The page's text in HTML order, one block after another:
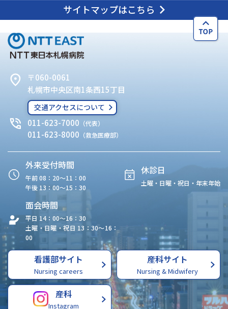
サイトマップはこちら
〒060-0061
札幌市中央区南1条西15丁目
交通アクセスについて
011-623-7000 （代表）
011-623-8000 （救急医療部）
外来受付時間
午前 08：20〜11：00
午後 13：00〜15：30
休診日
土曜・日曜・祝日・年末年始
面会時間
平日 14：00〜16：30
土曜・日曜・祝日 13：30〜16：
00
看護部サイト
Nursing careers
産科サイト
Nursing & Midwifery
産科
Instagram